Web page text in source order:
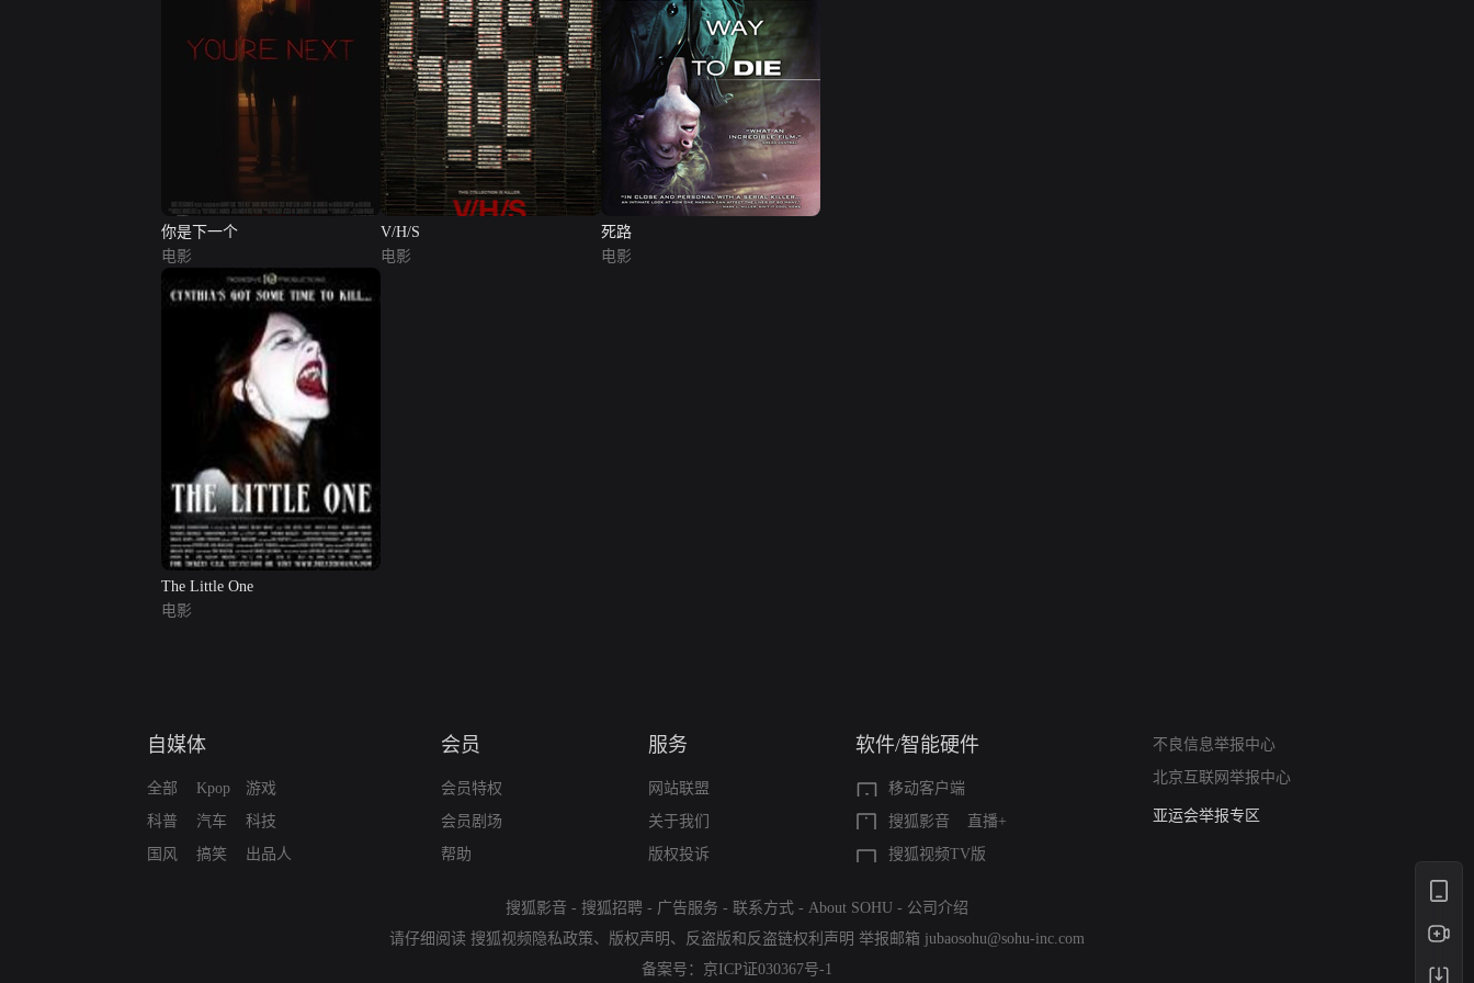
你是下一个
电影
V/H/S
电影
死路
电影
The Little One
电影
自媒体
全部
科普
国风
Kpop
汽车
搞笑
游戏
科技
出品人
会员
会员特权
会员剧场
帮助
服务
网站联盟
关于我们
版权投诉
软件/智能硬件
移动客户端
搜狐影音
直播+
搜狐视频TV版
不良信息举报中心
北京互联网举报中心
算法推荐专项举报
亚运会举报专区
搜狐影音 - 搜狐招聘 - 广告服务 - 联系方式 - About SOHU - 公司介绍
请仔细阅读 搜狐视频隐私政策、 版权声明 、 反盗版和反盗链权利声明 举报邮箱 jubaosohu@sohu-inc.com
备案号： 京ICP证030367号-1